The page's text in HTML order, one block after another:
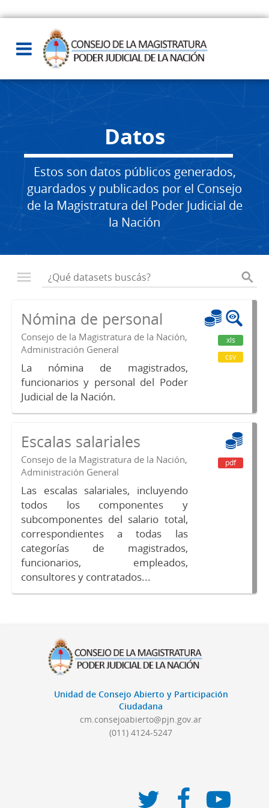
Datos
Estos son datos públicos generados,
guardados y publicados por el Consejo
de la Magistratura del Poder Judicial de
la Nación
Nómina de personal
Consejo de la Magistratura de la Nación,
Administración General
La nómina de magistrados,
funcionarios y personal del Poder
Judicial de la Nación.
xls
csv
Escalas salariales
Consejo de la Magistratura de la Nación,
Administración General
Las escalas salariales, incluyendo
todos los componentes y
subcomponentes del salario total,
correspondientes a todas las
categorías de magistrados,
funcionarios, empleados,
consultores y contratados...
pdf
Unidad de Consejo Abierto y Participación
Ciudadana
cm.consejoabierto@pjn.gov.ar
(011) 4124-5247